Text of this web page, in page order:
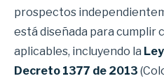
prospectos
está diseñada para cumplir
aplicables, incluyendo la
Decreto 1377 de 2013